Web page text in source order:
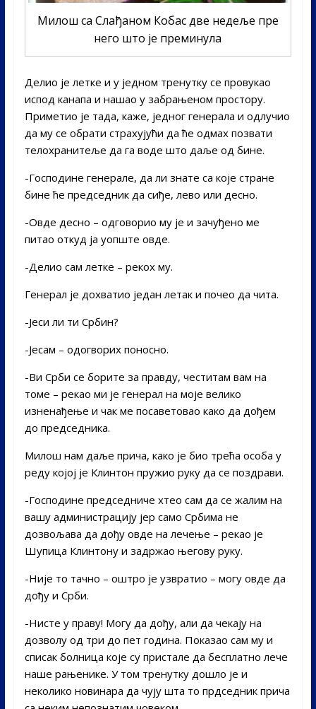
Милош са Слађаном Кобас две недеље пре
него што је преминула
Делио је летке и у једном тренутку се провукао
испод канапа и нашао у забрањеном простору.
Приметио је тада, каже, једног генерала и одлучио
да му се обрати страхујући да ће одмах позвати
телохранитеље да га воде што даље од бине.
-Господине генерале, да ли знате са које стране
бине ће председник да сиђе, лево или десно.
-Овде десно – одговорио му је и зачуђено ме
питао откуд ја уопште овде.
-Делио сам летке – рекох му.
Генерал је дохватио један летак и почео да чита.
-Јеси ли ти Србин?
-Јесам – одогворих поносно.
-Ви Срби се борите за правду, честитам вам на
томе – рекао ми је генерал на моје велико
изненађење и чак ме посаветовао како да дођем
до председника.
Милош нам даље прича, како је био трећа особа у
реду којој је Клинтон пружио руку да се поздрави.
-Господине председниче хтео сам да се жалим на
вашу администрацију јер само Србима не
дозвољава да дођу овде на лечење – рекао је
Шупица Клинтону и задржао његову руку.
-Није то тачно – оштро је узвратио – могу овде да
дођу и Срби.
-Нисте у праву! Могу да дођу, али да чекају на
дозволу од три до пет година. Показао сам му и
списак болница које су пристале да бесплатно лече
наше рањенике. У том тренутку дошло је и
неколико новинара да чују шта то прдседник прича